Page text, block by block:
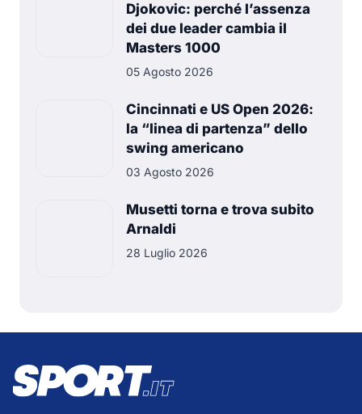
Djokovic: perché l’assenza
dei due leader cambia il
Masters 1000
05 Agosto 2026
Cincinnati e US Open 2026:
la “linea di partenza” dello
swing americano
03 Agosto 2026
Musetti torna e trova subito
Arnaldi
28 Luglio 2026